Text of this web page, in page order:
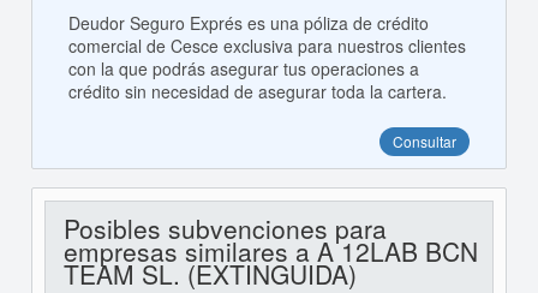
Deudor Seguro Exprés es una póliza de crédito
comercial de Cesce exclusiva para nuestros clientes
con la que podrás asegurar tus operaciones a
crédito sin necesidad de asegurar toda la cartera.
Consultar
Posibles subvenciones para
empresas similares a A 12LAB BCN
TEAM SL. (EXTINGUIDA)